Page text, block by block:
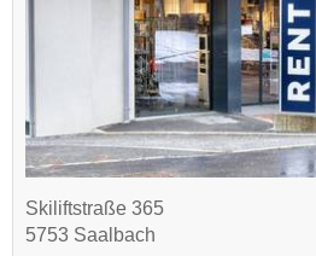
Skiliftstraße 365
5753 Saalbach